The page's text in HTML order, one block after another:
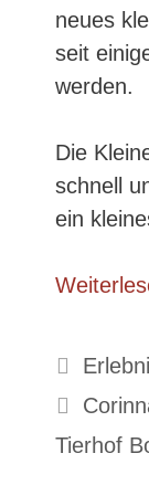
neues
seit
werden.
Die
schnell
ein
Tierhof